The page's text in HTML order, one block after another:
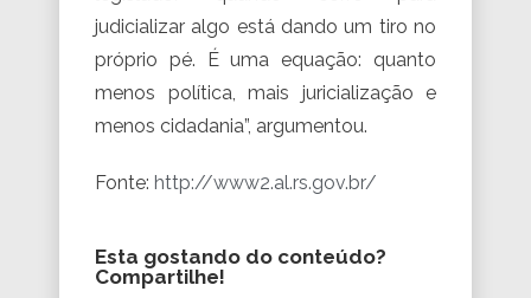
judicializar algo está dando um tiro no
próprio pé. É uma equação: quanto
menos política, mais juricialização e
menos cidadania”, argumentou.
Fonte: http://www2.al.rs.gov.br/
Esta gostando do conteúdo?
Compartilhe!